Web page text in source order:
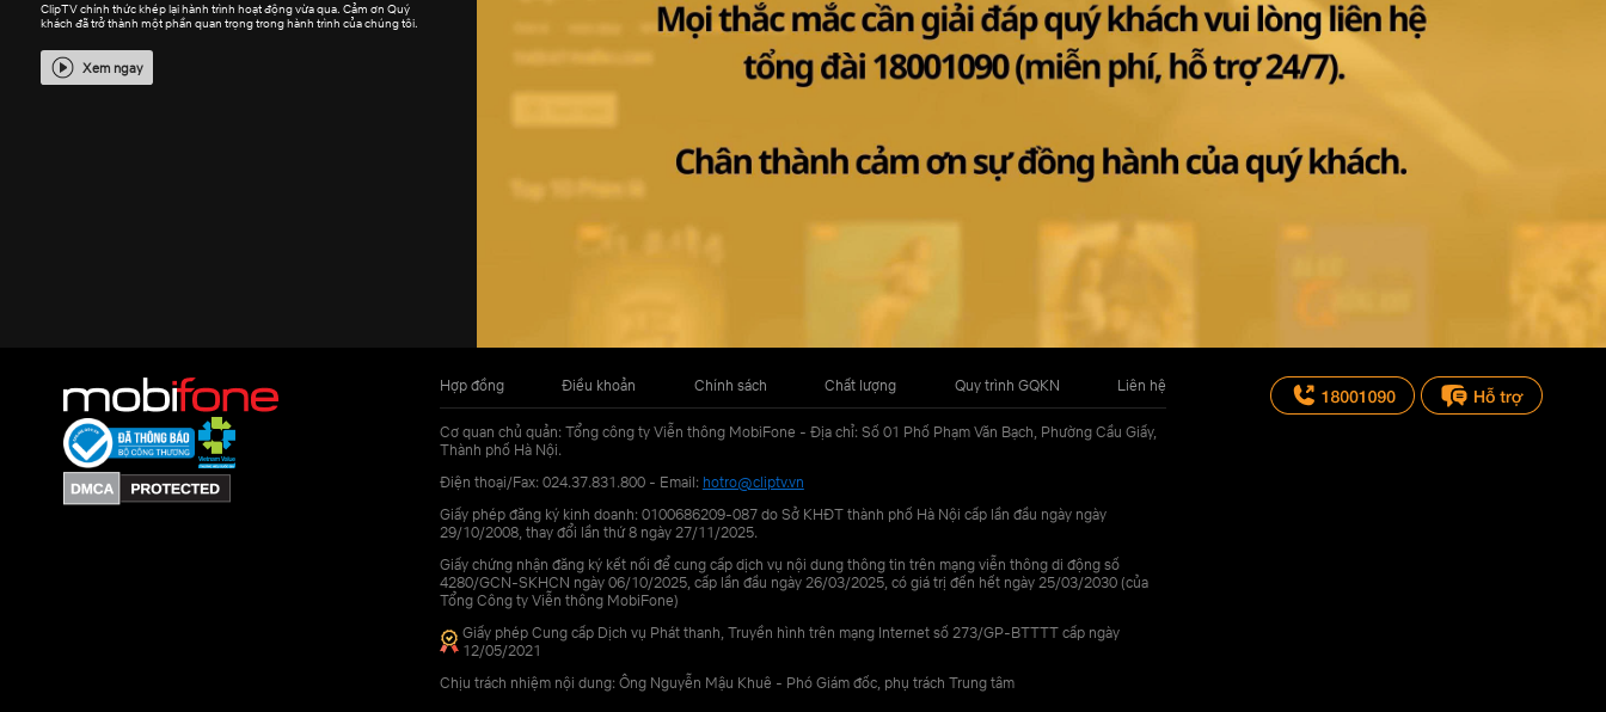
ClipTV chính thức khép lại hành trình hoạt động vừa qua. Cảm ơn Quý
khách đã trở thành một phần quan trọng trong hành trình của chúng tôi.
Xem ngay
Hợp đồng Điều khoản Chính sách Chất lượng Quy trình GQKN Liên hệ
Cơ quan chủ quản: Tổng công ty Viễn thông MobiFone - Địa chỉ: Số 01 Phố Phạm Văn Bạch, Phường Cầu Giấy,
Thành phố Hà Nội.
Điện thoại/Fax: 024.37.831.800 - Email: hotro@cliptv.vn
Giấy phép đăng ký kinh doanh: 0100686209-087 do Sở KHĐT thành phố Hà Nội cấp lần đầu ngày ngày
29/10/2008, thay đổi lần thứ 8 ngày 27/11/2025.
Giấy chứng nhận đăng ký kết nối để cung cấp dịch vụ nội dung thông tin trên mạng viễn thông di động số
4280/GCN-SKHCN ngày 06/10/2025, cấp lần đầu ngày 26/03/2025, có giá trị đến hết ngày 25/03/2030 (của
Tổng Công ty Viễn thông MobiFone)
Giấy phép Cung cấp Dịch vụ Phát thanh, Truyền hình trên mạng Internet số 273/GP-BTTTT cấp ngày
12/05/2021
Chịu trách nhiệm nội dung: Ông Nguyễn Mậu Khuê - Phó Giám đốc, phụ trách Trung tâm